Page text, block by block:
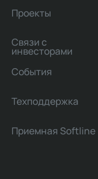
Проекты
Связи с
инвесторами
События
Техподдержка
Приемная Softline